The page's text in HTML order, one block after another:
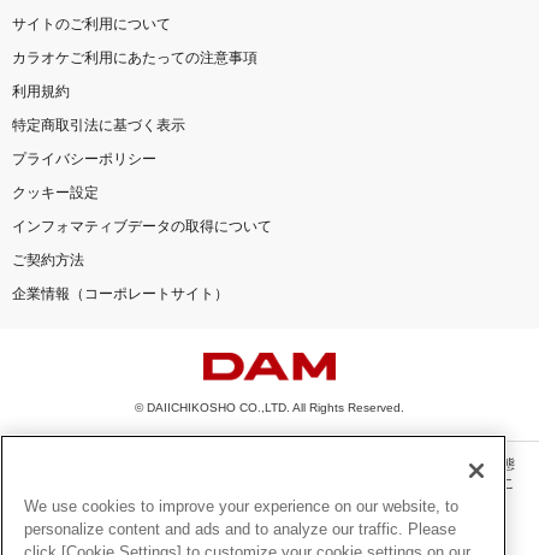
サイトのご利用について
カラオケご利用にあたっての注意事項
利用規約
特定商取引法に基づく表示
プライバシーポリシー
クッキー設定
インフォマティブデータの取得について
ご契約方法
企業情報（コーポレートサイト）
© DAIICHIKOSHO CO.,LTD. All Rights Reserved.
このサイトに掲載されている一切の文章・画像・写真・動画・音声等を、手段や形態
を問わず、著作権法の定める範囲を超えて無断で複製、転載、ファイル化などするこ
とを禁じます。
楽曲及びコンテンツは、機種によりご利用いただけない場合があります。
We use cookies to improve your experience on our website, to
personalize content and ads and to analyze our traffic. Please